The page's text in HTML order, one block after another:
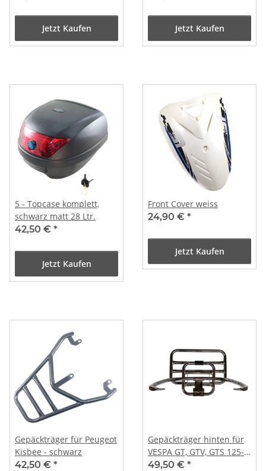
Jetzt Kaufen Jetzt Kaufen
5 - Topcase komplett,
schwarz matt 28 Ltr.
42,50 € *
Jetzt Kaufen
Front Cover weiss
24,90 € *
Jetzt Kaufen
Gepäckträger für Peugeot
Kisbee - schwarz
42,50 € *
Gepäckträger hinten für
VESPA GT, GTV, GTS 125-
300 in CHROME (B-WARE)
49,50 € *